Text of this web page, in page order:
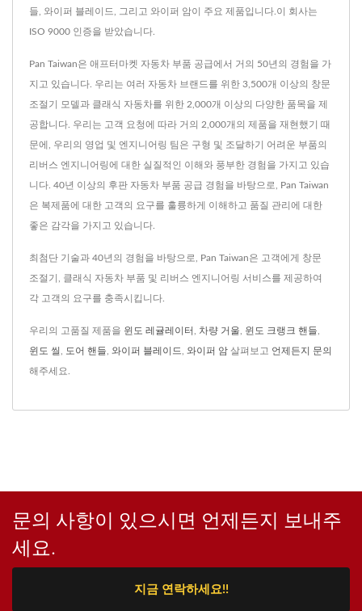
들, 와이퍼 블레이드, 그리고 와이퍼 암이 주요 제품입니다.이 회사는
ISO 9000 인증을 받았습니다.
Pan Taiwan은 애프터마켓 자동차 부품 공급에서 거의 50년의 경험을 가
지고 있습니다. 우리는 여러 자동차 브랜드를 위한 3,500개 이상의 창문
조절기 모델과 클래식 자동차를 위한 2,000개 이상의 다양한 품목을 제
공합니다. 우리는 고객 요청에 따라 거의 2,000개의 제품을 재현했기 때
문에, 우리의 영업 및 엔지니어링 팀은 구형 및 조달하기 어려운 부품의
리버스 엔지니어링에 대한 실질적인 이해와 풍부한 경험을 가지고 있습
니다. 40년 이상의 후판 자동차 부품 공급 경험을 바탕으로, Pan Taiwan
은 복제품에 대한 고객의 요구를 훌륭하게 이해하고 품질 관리에 대한
좋은 감각을 가지고 있습니다.
최첨단 기술과 40년의 경험을 바탕으로, Pan Taiwan은 고객에게 창문
조절기, 클래식 자동차 부품 및 리버스 엔지니어링 서비스를 제공하여
각 고객의 요구를 충족시킵니다.
우리의 고품질 제품을 윈도 레귤레이터 차량 거울 윈도 크랭크 핸들
윈도 씰 도어 핸들 와이퍼 블레이드 와이퍼 암 살펴보고 언제든지 문의
해주세요.
문의 사항이 있으시면 언제든지 보내주
세요.
지금 연락하세요!!